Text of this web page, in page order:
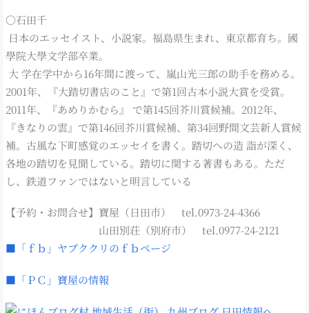
〇石田千
日本のエッセイスト、小説家。福島県生まれ、東京都育ち。國
學院大學文学部卒業。
大 学在学中から16年間に渡って、嵐山光三郎の助手を務める。
2001年、『大踏切書店のこと』で第1回古本小説大賞を受賞。
2011年、『あめりかむら』 で第145回芥川賞候補。2012年、
『きなりの雲』で第146回芥川賞候補、第34回野間文芸新人賞候
補。古風な下町感覚のエッセイを書く。踏切への造 詣が深く、
各地の踏切を見聞している。踏切に関する著書もある。ただ
し、鉄道ファンではないと明言している
【予約・お問合せ】寶屋（日田市） tel.0973-24-4366
山田別荘（別府市） tel.0977-24-2121
■「ｆｂ」ヤブククリのｆｂページ
■「ＰＣ」寶屋の情報